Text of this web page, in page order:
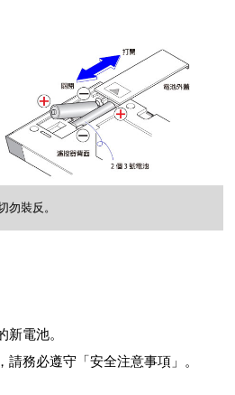
勿裝反。
電池。
務必遵守「安全注意事項」。